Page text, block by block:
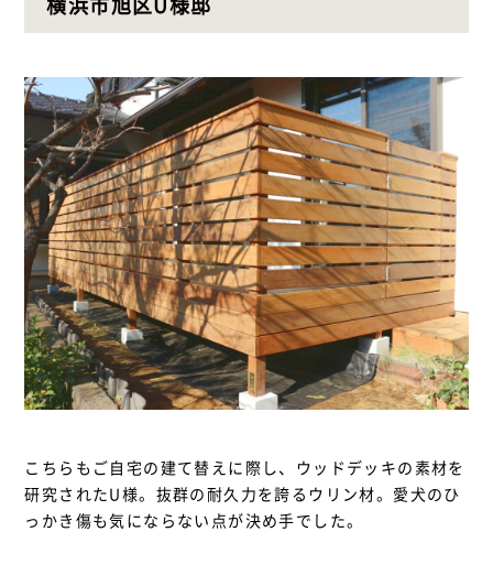
こちらもご自宅の建て替えに際し、ウッドデッキの素材を
研究されたU様。抜群の耐久力を誇るウリン材。愛犬のひ
っかき傷も気にならない点が決め手でした。